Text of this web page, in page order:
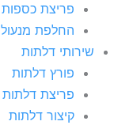
פריצת כספות
החלפת מנעולים
שירותי דלתות
פורץ דלתות
פריצת דלתות
קיצור דלתות